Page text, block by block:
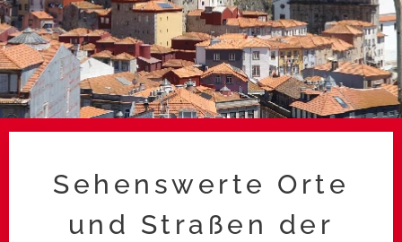
Sehenswerte Orte
und Straßen der